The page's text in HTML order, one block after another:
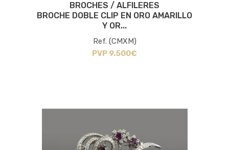
BROCHES / ALFILERES
BROCHE DOBLE CLIP EN ORO AMARILLO
Y OR...
Ref. (CMXM)
PVP 9.500€